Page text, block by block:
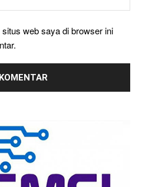
web saya di browser ini